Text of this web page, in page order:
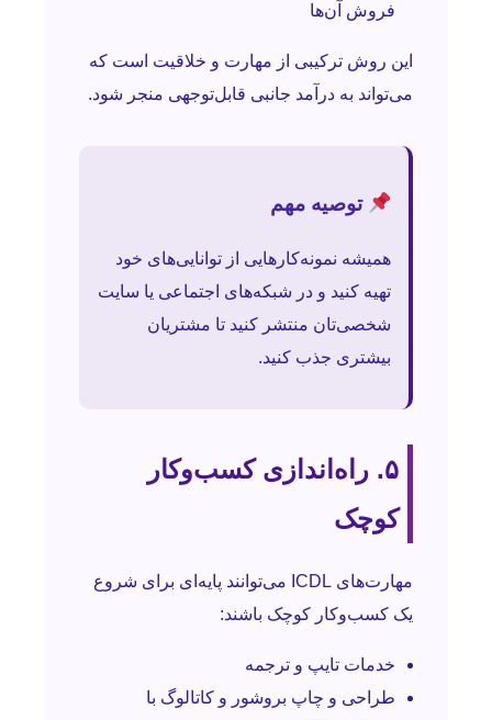
فروش آن‌ها
این روش ترکیبی از مهارت و خلاقیت است که
می‌تواند به درآمد جانبی قابل‌توجهی منجر شود.
توصیه مهم
همیشه نمونه‌کارهایی از توانایی‌های خود
تهیه کنید و در شبکه‌های اجتماعی یا سایت
شخصی‌تان منتشر کنید تا مشتریان
بیشتری جذب کنید.
۵. راه‌اندازی کسب‌وکار
کوچک
مهارت‌های ICDL می‌توانند پایه‌ای برای شروع
یک کسب‌وکار کوچک باشند:
خدمات تایپ و ترجمه
طراحی و چاپ بروشور و کاتالوگ با